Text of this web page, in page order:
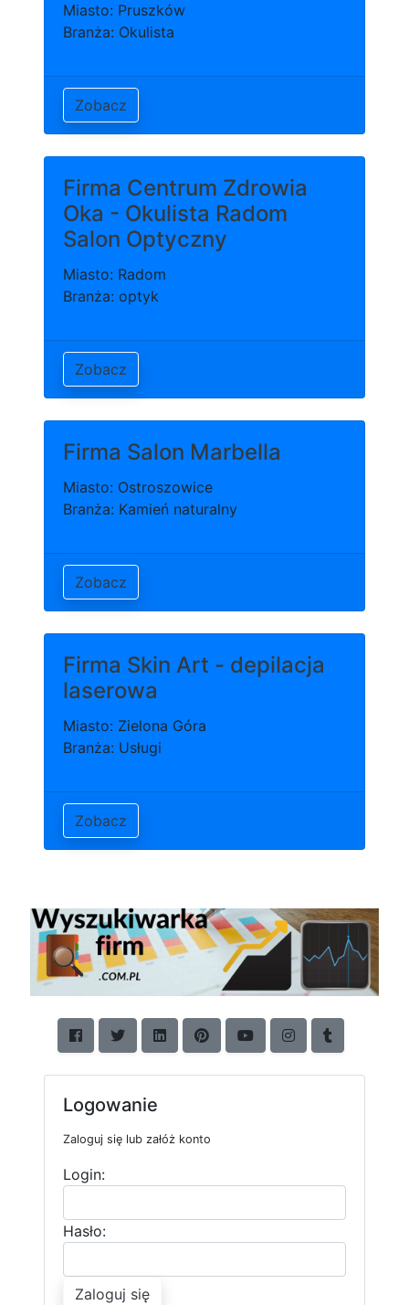
Miasto: Pruszków
Branża: Okulista
Zobacz
Firma Centrum Zdrowia
Oka - Okulista Radom
Salon Optyczny
Miasto: Radom
Branża: optyk
Zobacz
Firma Salon Marbella
Miasto: Ostroszowice
Branża: Kamień naturalny
Zobacz
Firma Skin Art - depilacja
laserowa
Miasto: Zielona Góra
Branża: Usługi
Zobacz
Logowanie
Zaloguj się lub załóż konto
Login:
Hasło:
Zaloguj się